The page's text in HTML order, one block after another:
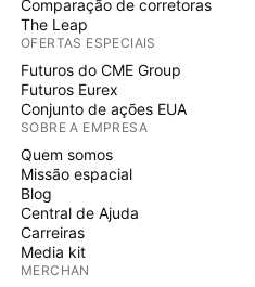
Comparação de corretoras
The Leap
OFERTAS ESPECIAIS
Futuros do CME Group
Futuros Eurex
Conjunto de ações EUA
SOBRE A EMPRESA
Quem somos
Missão espacial
Blog
Central de Ajuda
Carreiras
Media kit
MERCHAN